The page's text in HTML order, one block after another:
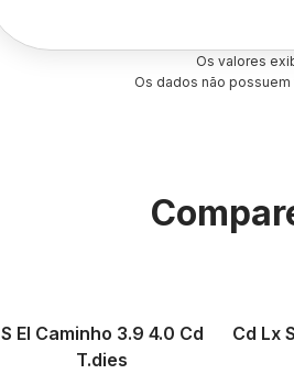
Os valores
Os dados não
S El Caminho 3.9 4.0 Cd
T.dies
Cd Lx